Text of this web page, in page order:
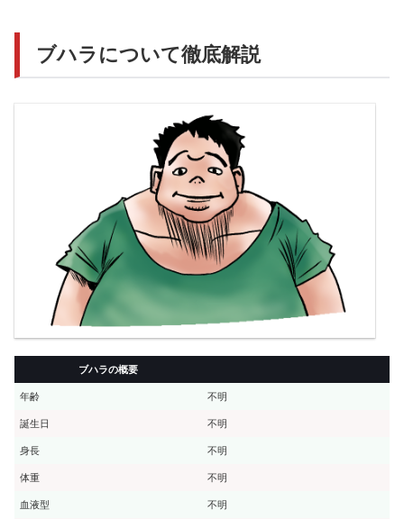
ブハラについて徹底解説
ブハラの概要
年齢 不明
誕生日 不明
身長 不明
体重 不明
血液型 不明